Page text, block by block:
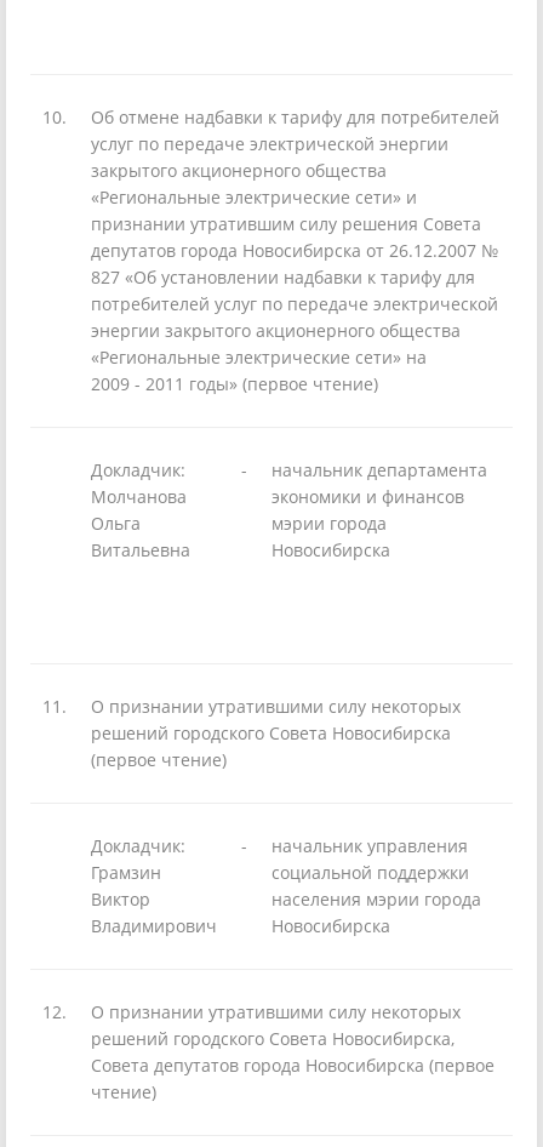
10.
Об отмене надбавки к тарифу для потребителей
услуг по передаче электрической энергии
закрытого акционерного общества
«Региональные электрические сети» и
признании утратившим силу решения Совета
депутатов города Новосибирска от 26.12.2007 №
827 «Об установлении надбавки к тарифу для
потребителей услуг по передаче электрической
энергии закрытого акционерного общества
«Региональные электрические сети» на
2009 - 2011 годы» (первое чтение)
Докладчик:
Молчанова
Ольга
Витальевна
-
начальник департамента
экономики и финансов
мэрии города
Новосибирска
11.
О признании утратившими силу некоторых
решений городского Совета Новосибирска
(первое чтение)
Докладчик:
Грамзин
Виктор
Владимирович
-
начальник управления
социальной поддержки
населения мэрии города
Новосибирска
12.
О признании утратившими силу некоторых
решений городского Совета Новосибирска,
Совета депутатов города Новосибирска (первое
чтение)